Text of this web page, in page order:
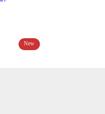
New